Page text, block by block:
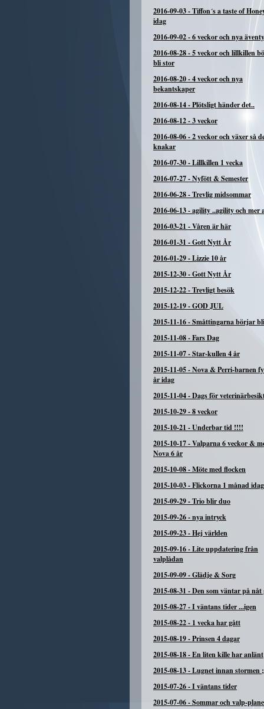
2016-09-03-Tiffon´s a taste of
idag
2016-09-02-6 veckor och nya
2016-08-28-5 veckor och lillkillen
bli stor
2016-08-20-4 veckor och nya
bekantskaper
2016-08-14-Plötsligt händer det..
2016-08-12-3 veckor
2016-08-06-2 veckor och växer så
knakar
2016-07-30-Lillkillen 1 vecka
2016-07-27-Nyfött & Semester
2016-06-28-Trevlig midsommar
2016-06-13-agility ..agility och mer
2016-03-21 -Våren är här
2016-01-31 -Gott Nytt År
2016-01-29-Lizzie 10 år
2015-12-30-Gott Nytt År
2015-12-22-Trevligt besök
2015-12-19-GOD JUL
2015-11-16-Småttingarna börjar
2015-11-08-Fars Dag
2015-11-07-Star-kullen 4 år
2015-11-05-Nova & Perri-barnen
år idag
2015-11-04-Dags för
2015-10-29-8 veckor
2015-10-21 -Underbar tid !!!!
2015-10-17-Valparna 6 veckor &
Nova 6 år
2015-10-08-Möte med flocken
2015-10-03-Flickorna 1 månad idag
2015-09-29-Trio blir duo
2015-09-26-nya intryck
2015-09-23-Hej världen
2015-09-16-Lite uppdatering från
valplådan
2015-09-09-Glädje & Sorg
2015-08-31 -Den som väntar på nåt
2015-08-27-I väntans tider ...igen
2015-08-22- 1 vecka har gått
2015-08-19-Prinsen 4 dagar
2015-08-18-En liten kille har anlänt
2015-08-13-Lugnet innan stormen
2015-07-26-I väntans tider
2015-07-06-Sommar och valp-